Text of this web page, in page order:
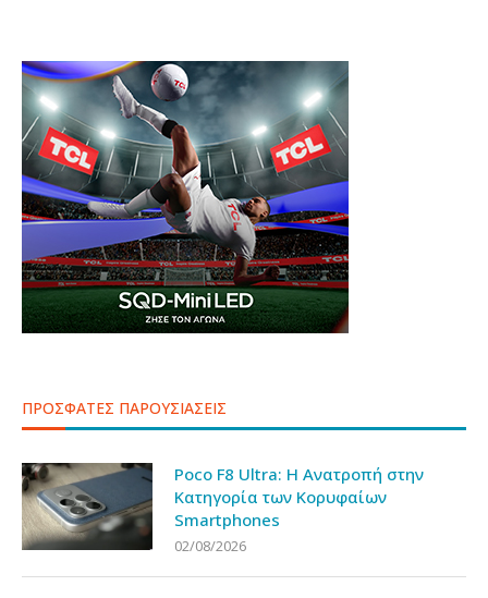
ΠΡΟΣΦΑΤΕΣ ΠΑΡΟΥΣΙΑΣΕΙΣ
Poco F8 Ultra: Η Ανατροπή στην
Κατηγορία των Κορυφαίων
Smartphones
02/08/2026